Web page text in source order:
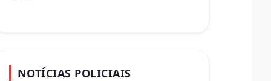
NOTÍCIAS POLICIAIS